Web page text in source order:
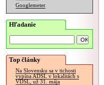
Googlemeter
Hľadanie
Top články
Na Slovensku sa v tichosti
vypína ADSL v lokalitách s
VDSL, už 31. mája